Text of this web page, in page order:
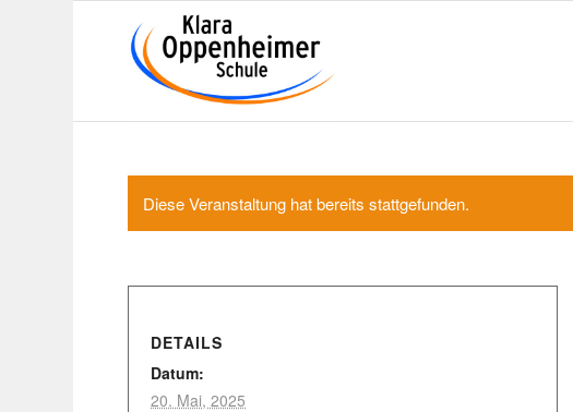
Diese Veranstaltung hat bereits stattgefunden.
DETAILS
Datum:
20. Mai, 2025